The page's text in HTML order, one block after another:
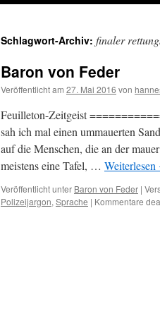
Schlagwort-Archiv: finaler
Baron von Feder
Veröffentlicht am 27. Mai 2016 von
Feuilleton-Zeitgeist
sah ich mal einen ummauerten
auf die Menschen, die an der
meistens eine Tafel, … Weiterlesen
Veröffentlicht unter Baron von Feder |
Polizeijargon, Sprache | Kommentare